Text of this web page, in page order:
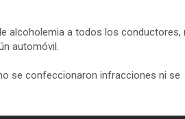
alcoholemia a todos los conductores,
automóvil.
se confeccionaron infracciones ni se